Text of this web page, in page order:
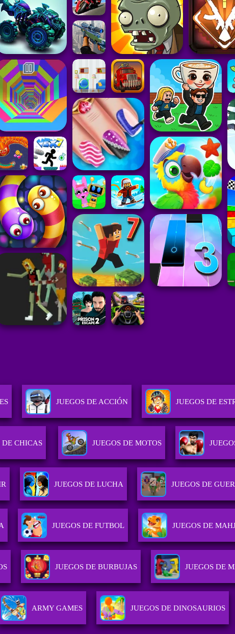
JUEGOS DE ACCIÓN JUEGOS DE
DE CHICAS JUEGOS DE MOTOS
JUEGOS DE LUCHA JUEGOS DE
JUEGOS DE FUTBOL JUEGOS DE
JUEGOS DE BURBUJAS JUEGOS DE
ARMY GAMES JUEGOS DE DINOSAURIOS